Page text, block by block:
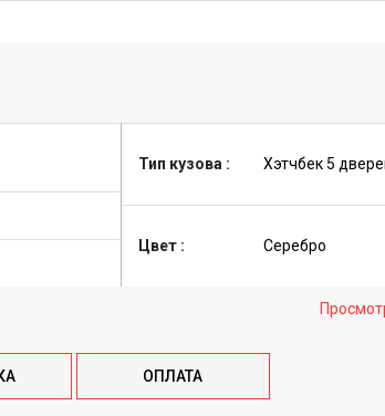
Тип кузова : Хэтчбек 5
Цвет : Серебро
ОПЛАТА